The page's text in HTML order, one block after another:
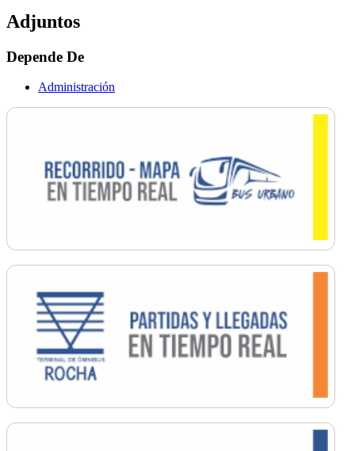
Adjuntos
Depende De
Administración